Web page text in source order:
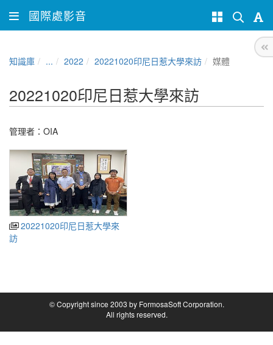
國際處影音
知識庫 ... 2022 20221020印尼日惹大學來訪 媒體
20221020印尼日惹大學來訪
管理者： OIA
20221020印尼日惹大學來
訪
© Copyright since 2003 by FormosaSoft Corporation.
All rights reserved.